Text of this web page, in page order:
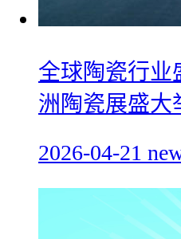
全球陶瓷行业
洲陶瓷展盛大
2026-04-21